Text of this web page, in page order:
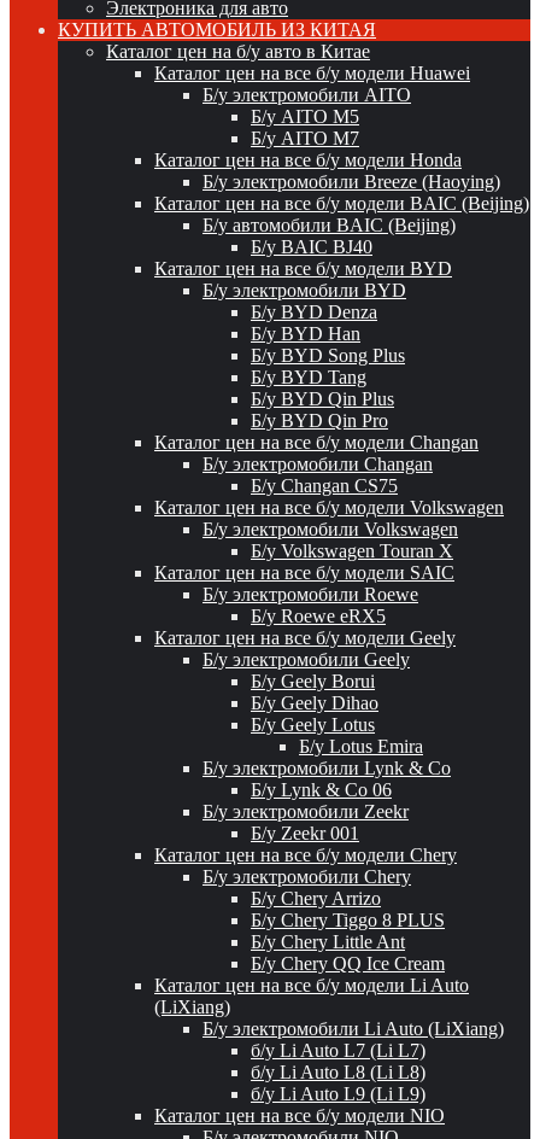
Электроника для авто
КУПИТЬ АВТОМОБИЛЬ ИЗ КИТАЯ
Каталог цен на б/у авто в Китае
Каталог цен на все б/у модели Huawei
Б/у электромобили AITO
Б/у AITO M5
Б/у AITO M7
Каталог цен на все б/у модели Honda
Б/у электромобили Breeze (Haoying)
Каталог цен на все б/у модели BAIC (Beijing)
Б/у автомобили BAIC (Beijing)
Б/у BAIC BJ40
Каталог цен на все б/у модели BYD
Б/у электромобили BYD
Б/у BYD Denza
Б/у BYD Han
Б/у BYD Song Plus
Б/у BYD Tang
Б/у BYD Qin Plus
Б/у BYD Qin Pro
Каталог цен на все б/у модели Changan
Б/у электромобили Changan
Б/у Changan CS75
Каталог цен на все б/у модели Volkswagen
Б/у электромобили Volkswagen
Б/у Volkswagen Touran X
Каталог цен на все б/у модели SAIC
Б/у электромобили Roewe
Б/у Roewe eRX5
Каталог цен на все б/у модели Geely
Б/у электромобили Geely
Б/у Geely Borui
Б/у Geely Dihao
Б/у Geely Lotus
Б/у Lotus Emira
Б/у электромобили Lynk & Co
Б/у Lynk & Co 06
Б/у электромобили Zeekr
Б/у Zeekr 001
Каталог цен на все б/у модели Chery
Б/у электромобили Chery
Б/у Chery Arrizo
Б/у Chery Tiggo 8 PLUS
Б/у Chery Little Ant
Б/у Chery QQ Ice Cream
Каталог цен на все б/у модели Li Auto
(LiXiang)
Б/у электромобили Li Auto (LiXiang)
б/у Li Auto L7 (Li L7)
б/у Li Auto L8 (Li L8)
б/у Li Auto L9 (Li L9)
Каталог цен на все б/у модели NIO